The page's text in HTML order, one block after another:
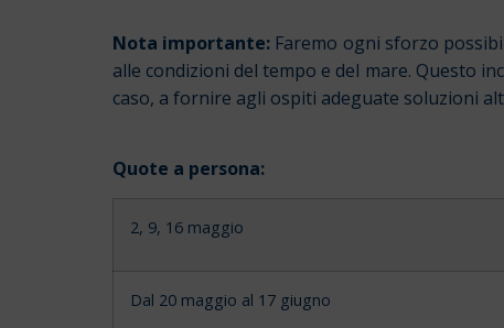
Nota importante: Faremo ogni sforzo
alle condizioni del tempo e del mare. Questo
caso, a fornire agli ospiti adeguate soluzioni
Quote a persona:
2, 9, 16 maggio
Dal 20 maggio al 17 giugno